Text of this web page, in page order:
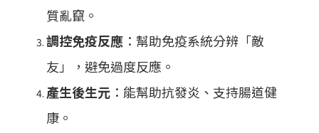
質亂竄。
調控免疫反應 ：幫助免疫系統分辨「敵
友」，避免過度反應。
產生後生元 ：能幫助抗發炎、支持腸道健
康。